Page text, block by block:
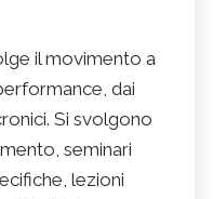
il movimento a
dai
Si svolgono
seminari
lezioni